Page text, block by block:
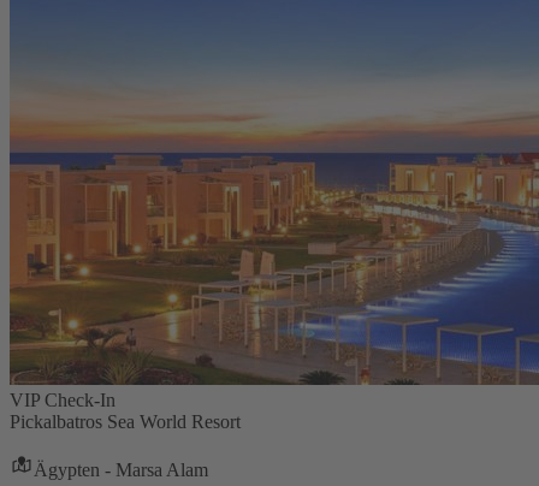
VIP Check-In
Pickalbatros Sea World Resort
Ägypten - Marsa Alam